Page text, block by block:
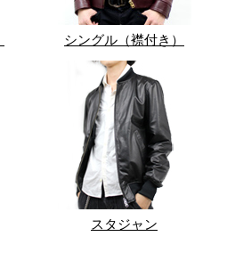
シングル（襟付き）
スタジャン